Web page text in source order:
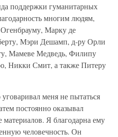
поддержки гуманитарных
многим людям,
Марку де
Мэри Дешамп, д-ру Орли
Мамеве Медведь, Филипу
Никки Смит, а также Питеру
меня не пытаться
постоянно оказывал
Я благодарна ему
человечность. Он